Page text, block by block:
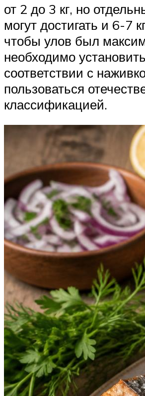
от 2 до 3 кг, но
могут достигать и 6-7
чтобы улов был
необходимо
соответствии с
пользоваться
классификацией.